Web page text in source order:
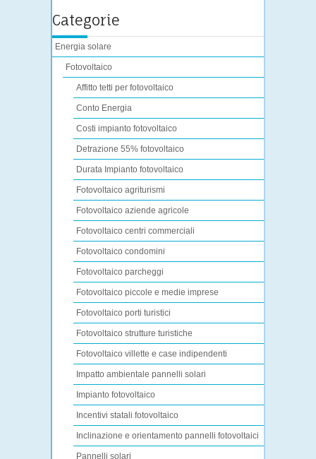
Categorie
Energia solare
Fotovoltaico
Affitto tetti per fotovoltaico
Conto Energia
Costi impianto fotovoltaico
Detrazione 55% fotovoltaico
Durata Impianto fotovoltaico
Fotovoltaico agriturismi
Fotovoltaico aziende agricole
Fotovoltaico centri commerciali
Fotovoltaico condomini
Fotovoltaico parcheggi
Fotovoltaico piccole e medie imprese
Fotovoltaico porti turistici
Fotovoltaico strutture turistiche
Fotovoltaico villette e case indipendenti
Impatto ambientale pannelli solari
Impianto fotovoltaico
Incentivi statali fotovoltaico
Inclinazione e orientamento pannelli fotovoltaici
Pannelli solari